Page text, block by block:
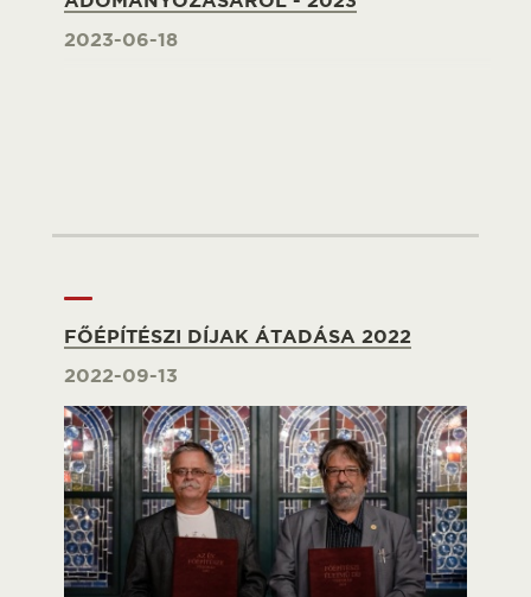
2023-06-18
FŐÉPÍTÉSZI DÍJAK ÁTADÁSA 2022
2022-09-13